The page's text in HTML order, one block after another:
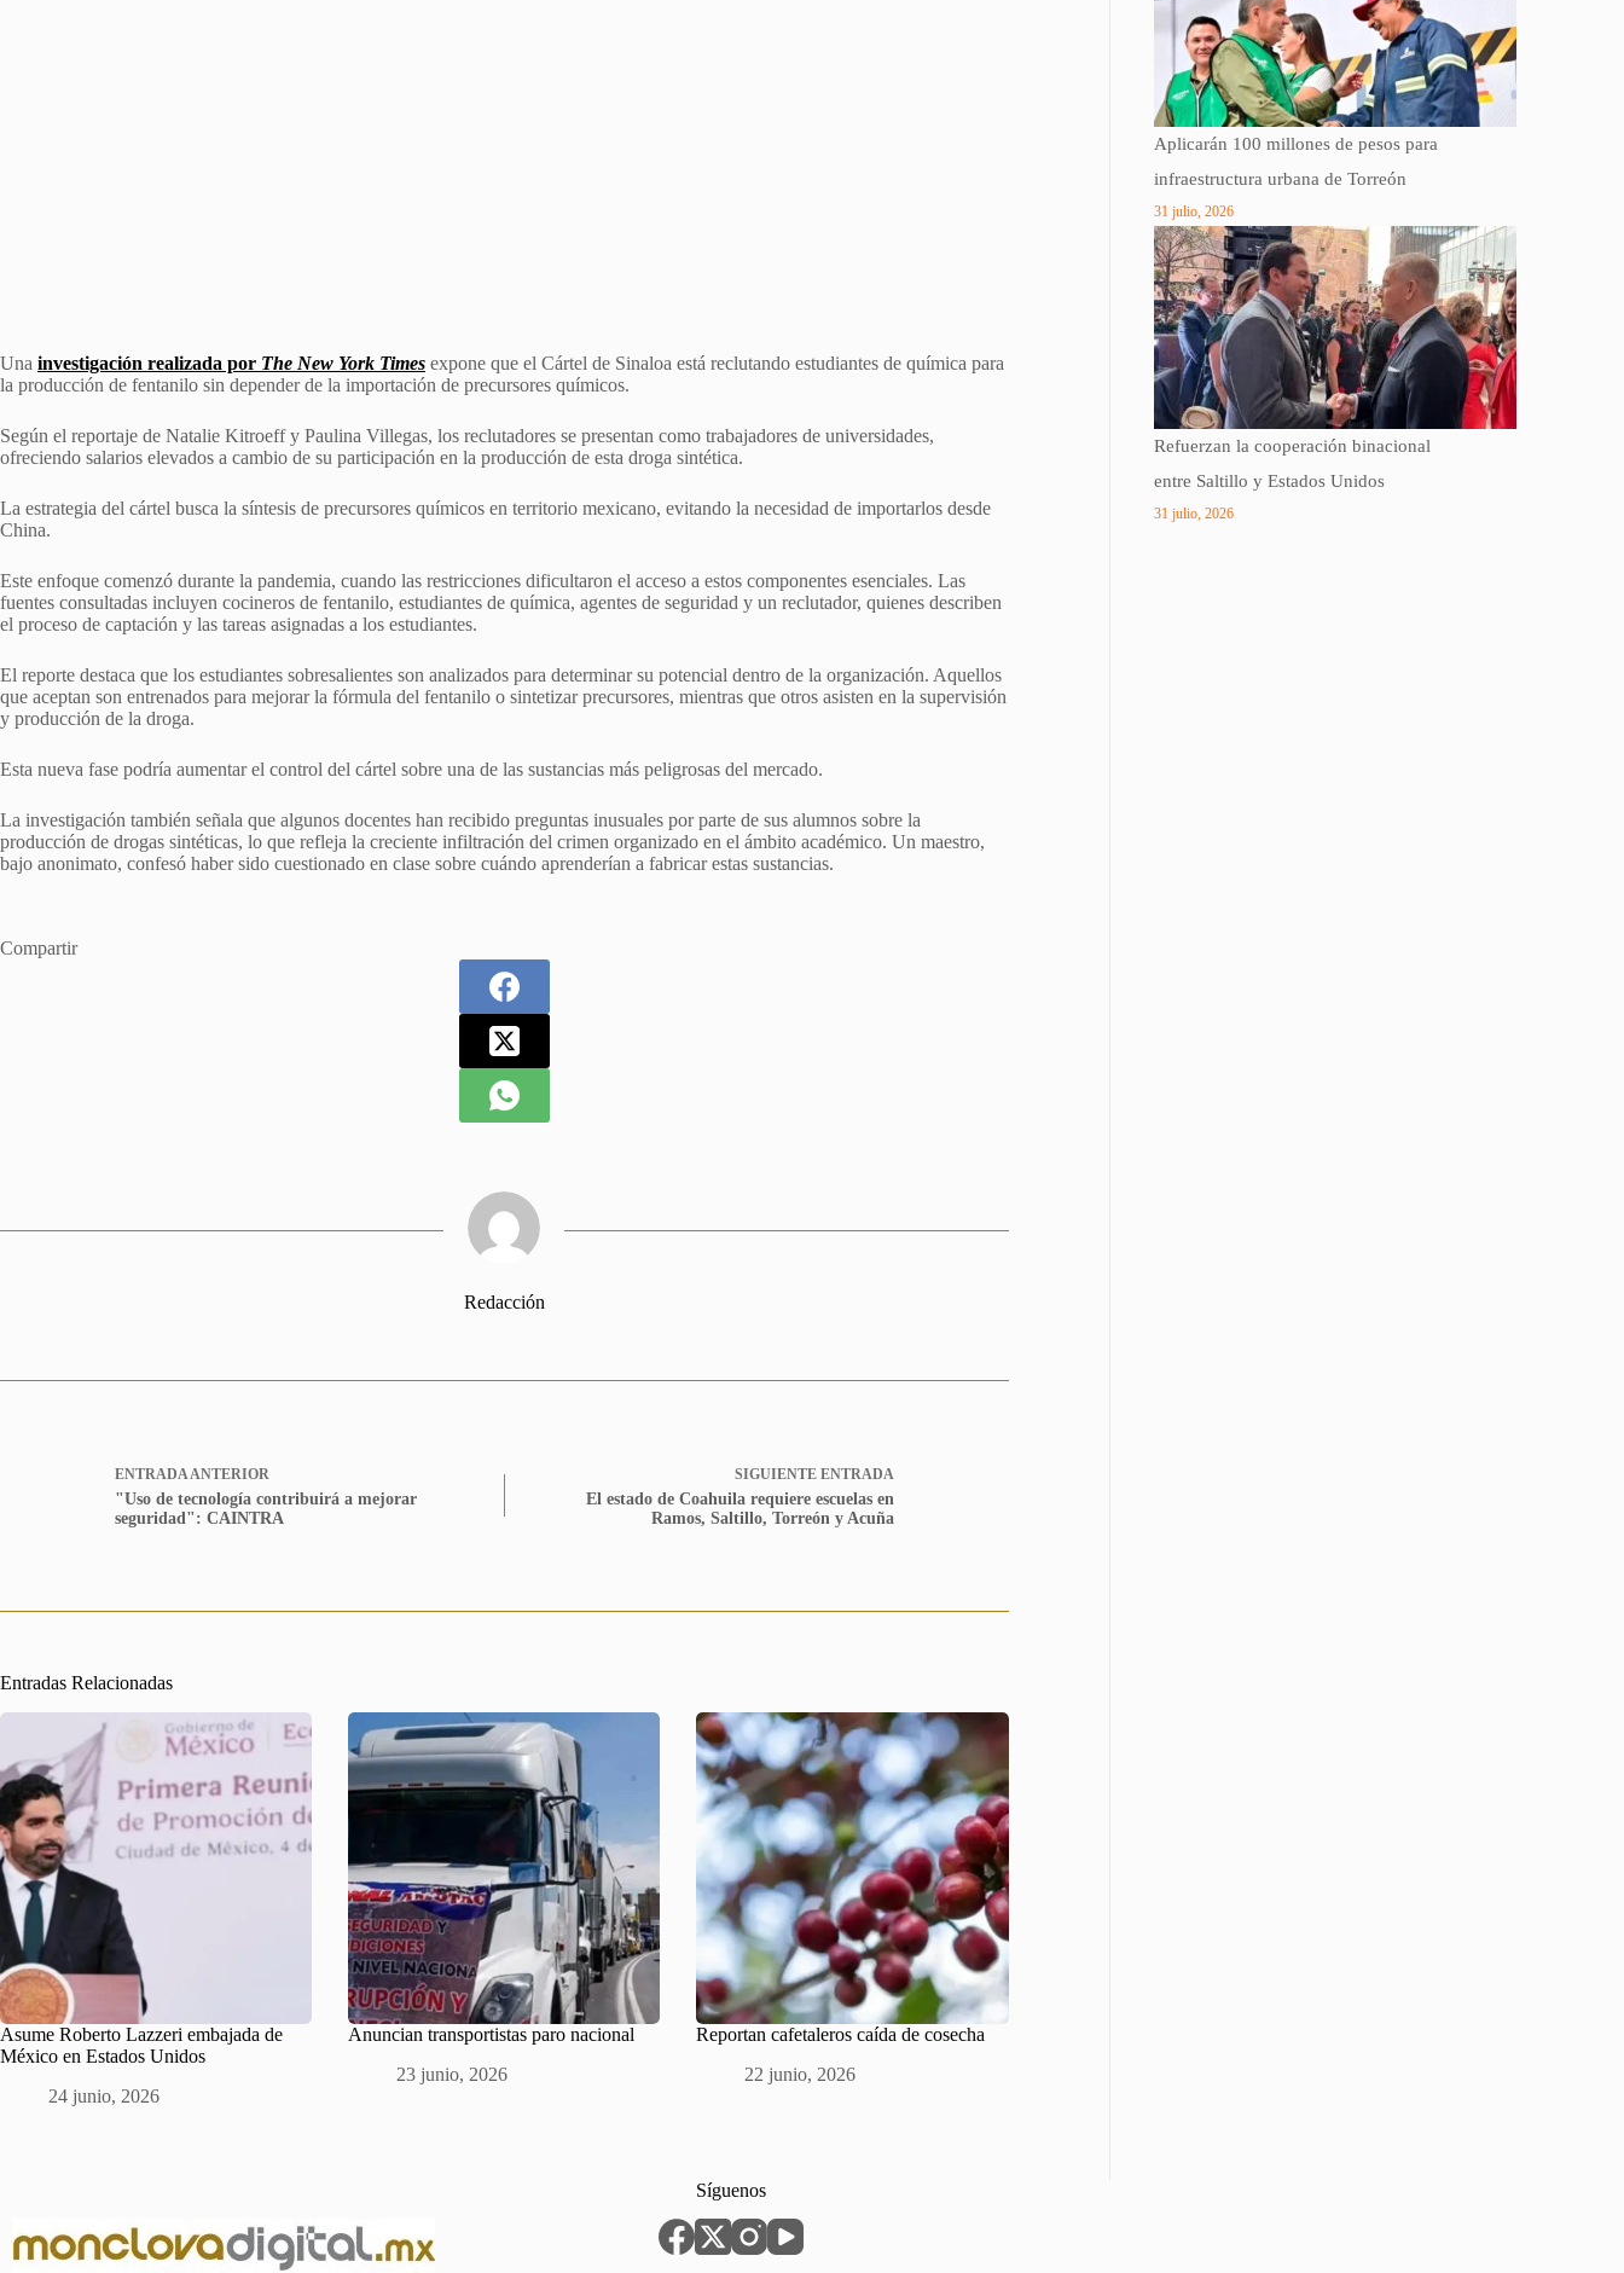
Una investigación realizada por The New York Times expone que el Cártel de Sinaloa está reclutando estudiantes de química para
la producción de fentanilo sin depender de la importación de precursores químicos.
Según el reportaje de Natalie Kitroeff y Paulina Villegas, los reclutadores se presentan como trabajadores de universidades,
ofreciendo salarios elevados a cambio de su participación en la producción de esta droga sintética.
La estrategia del cártel busca la síntesis de precursores químicos en territorio mexicano, evitando la necesidad de importarlos desde
China.
Este enfoque comenzó durante la pandemia, cuando las restricciones dificultaron el acceso a estos componentes esenciales. Las
fuentes consultadas incluyen cocineros de fentanilo, estudiantes de química, agentes de seguridad y un reclutador, quienes describen
el proceso de captación y las tareas asignadas a los estudiantes.
El reporte destaca que los estudiantes sobresalientes son analizados para determinar su potencial dentro de la organización. Aquellos
que aceptan son entrenados para mejorar la fórmula del fentanilo o sintetizar precursores, mientras que otros asisten en la supervisión
y producción de la droga.
Esta nueva fase podría aumentar el control del cártel sobre una de las sustancias más peligrosas del mercado.
La investigación también señala que algunos docentes han recibido preguntas inusuales por parte de sus alumnos sobre la
producción de drogas sintéticas, lo que refleja la creciente infiltración del crimen organizado en el ámbito académico. Un maestro,
bajo anonimato, confesó haber sido cuestionado en clase sobre cuándo aprenderían a fabricar estas sustancias.
Compartir
Redacción
ENTRADAANTERIOR
"Uso de tecnología contribuirá a mejorar
seguridad": CAINTRA
SIGUIENTE ENTRADA
El estado de Coahuila requiere escuelas en
Ramos, Saltillo, Torreón y Acuña
Entradas Relacionadas
Asume Roberto Lazzeri embajada de
México en Estados Unidos
24 junio, 2026
Anuncian transportistas paro nacional
23 junio, 2026
Reportan cafetaleros caída de cosecha
22 junio, 2026
Aplicarán 100 millones de pesos para
infraestructura urbana de Torreón
31 julio, 2026
Refuerzan la cooperación binacional
entre Saltillo y Estados Unidos
31 julio, 2026
Síguenos